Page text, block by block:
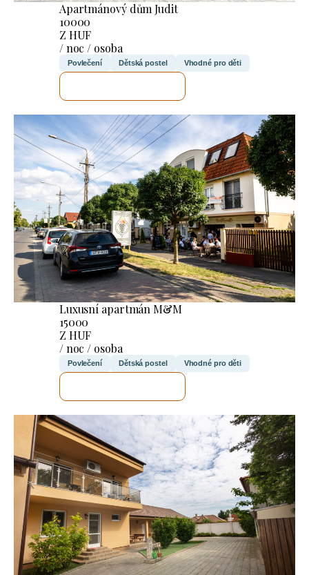
Apartmánový dům Judit
10000
Z HUF
/ noc / osoba
Povlečení Dětská postel Vhodné pro děti
Luxusní apartmán M&M
15000
Z HUF
/ noc / osoba
Povlečení Dětská postel Vhodné pro děti